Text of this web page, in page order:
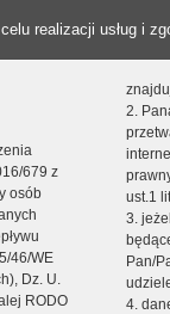
realizacji usług i
679 z
osób
46/WE
Dz. U.
RODO
2.
ust.1
3.
Pan/
4.